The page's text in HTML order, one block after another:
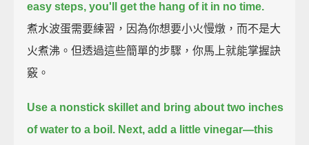
easy steps, you'll get the hang of it in no time.
煮水波蛋需要練習，因為你想要小火慢燉，而不是大
火煮沸。但透過這些簡單的步驟，你馬上就能掌握訣
竅。
Use a nonstick skillet and bring about two inches
of water to a boil. Next, add a little vinegar—this